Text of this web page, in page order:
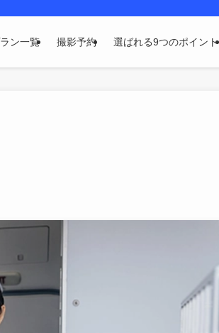
ン一覧 撮影予約 選ばれる9つのポイント